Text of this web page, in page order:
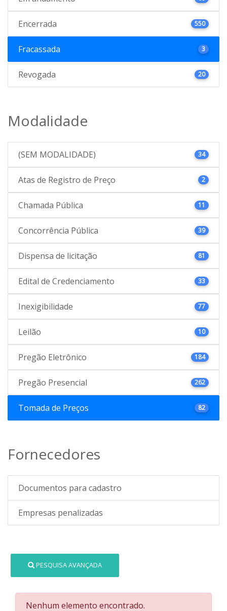
Encerrada 550
Fracassada 3
Revogada 20
Modalidade
(SEM MODALIDADE) 34
Atas de Registro de Preço 2
Chamada Pública 11
Concorrência Pública 39
Dispensa de licitação 81
Edital de Credenciamento 33
Inexigibilidade 77
Leilão 10
Pregão Eletrônico 184
Pregão Presencial 262
Tomada de Preços 82
Fornecedores
Documentos para cadastro
Empresas penalizadas
PESQUISA AVANÇADA
Nenhum elemento encontrado.